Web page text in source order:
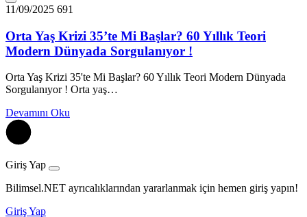
11/09/2025 691
Orta Yaş Krizi 35’te Mi Başlar? 60 Yıllık Teori
Modern Dünyada Sorgulanıyor !
Orta Yaş Krizi 35'te Mi Başlar? 60 Yıllık Teori Modern Dünyada
Sorgulanıyor ! Orta yaş…
Devamını Oku
Giriş Yap
Bilimsel.NET ayrıcalıklarından yararlanmak için hemen giriş yapın!
Giriş Yap